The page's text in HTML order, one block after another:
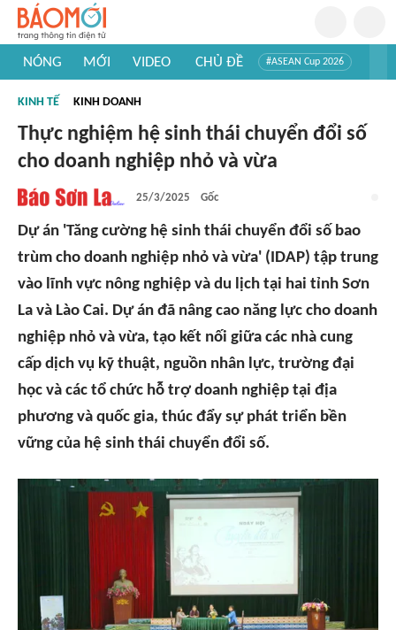
NÓNG MỚI VIDEO CHỦ ĐỀ #ASEAN Cup 2026
#Khám phá thế giới
KINH TẾ KINH DOANH
Thực nghiệm hệ sinh thái chuyển đổi số
cho doanh nghiệp nhỏ và vừa
25/3/2025 Gốc
Dự án 'Tăng cường hệ sinh thái chuyển đổi số bao
trùm cho doanh nghiệp nhỏ và vừa' (IDAP) tập trung
vào lĩnh vực nông nghiệp và du lịch tại hai tỉnh Sơn
La và Lào Cai. Dự án đã nâng cao năng lực cho doanh
nghiệp nhỏ và vừa, tạo kết nối giữa các nhà cung
cấp dịch vụ kỹ thuật, nguồn nhân lực, trường đại
học và các tổ chức hỗ trợ doanh nghiệp tại địa
phương và quốc gia, thúc đẩy sự phát triển bền
vững của hệ sinh thái chuyển đổi số.